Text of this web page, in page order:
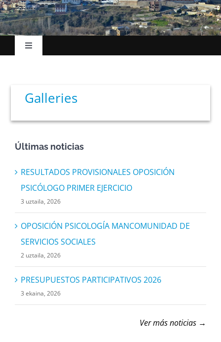
Toggle
Udalak
Turismoa
Ekonomia
Argazkiak
Idatziguzu
Galleries
Últimas noticias
RESULTADOS PROVISIONALES OPOSICIÓN
PSICÓLOGO PRIMER EJERCICIO
3 uztaila, 2026
OPOSICIÓN PSICOLOGÍA MANCOMUNIDAD DE
SERVICIOS SOCIALES
2 uztaila, 2026
PRESUPUESTOS PARTICIPATIVOS 2026
3 ekaina, 2026
Ver más noticias →